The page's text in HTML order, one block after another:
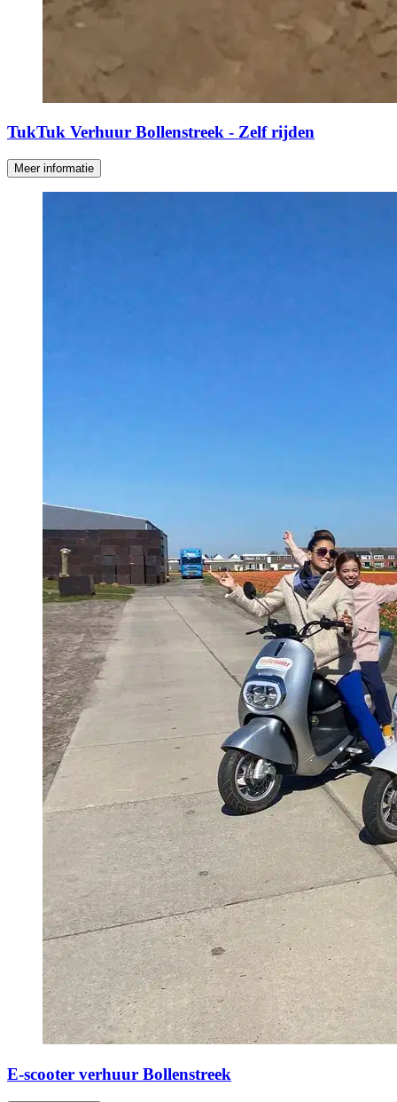
TukTuk Verhuur Bollenstreek - Zelf rijden
Meer informatie
E-scooter verhuur Bollenstreek